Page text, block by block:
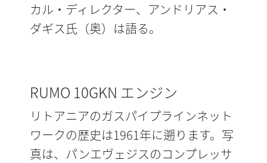
カル・ディレクター、アンドリアス・
ダギス氏（奥）は語る。
RUMO 10GKN エンジン
リトアニアのガスパイプラインネット
ワークの歴史は1961年に遡ります。写
真は、パンエヴェジスのコンプレッサ